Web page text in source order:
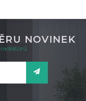
NOVINEK